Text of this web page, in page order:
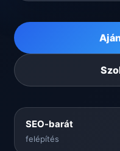
SEO-barát
felépítés